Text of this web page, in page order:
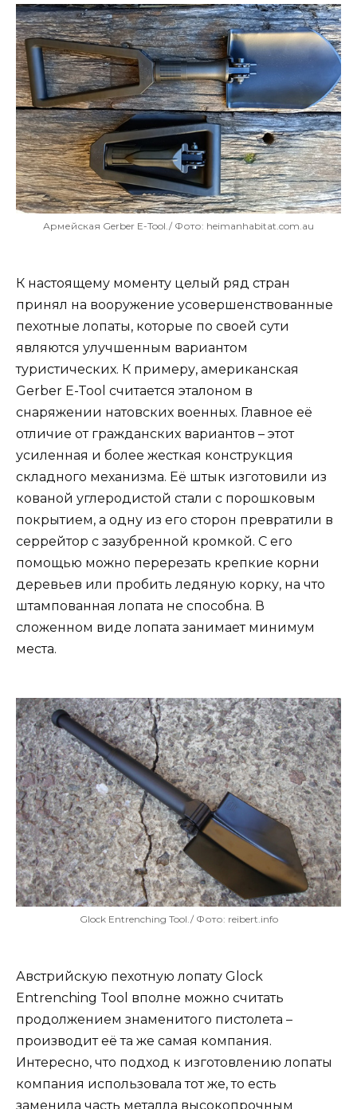
Армейская Gerber E-Tool./ Фото: heimanhabitat.com.au
К настоящему моменту целый ряд стран
принял на вооружение усовершенствованные
пехотные лопаты, которые по своей сути
являются улучшенным вариантом
туристических. К примеру, американская
Gerber E-Tool считается эталоном в
снаряжении натовских военных. Главное её
отличие от гражданских вариантов – этот
усиленная и более жесткая конструкция
складного механизма. Её штык изготовили из
кованой углеродистой стали с порошковым
покрытием, а одну из его сторон превратили в
серрейтор с зазубренной кромкой. С его
помощью можно перерезать крепкие корни
деревьев или пробить ледяную корку, на что
штампованная лопата не способна. В
сложенном виде лопата занимает минимум
места.
Glock Entrenching Tool./ Фото: reibert.info
Австрийскую пехотную лопату Glock
Entrenching Tool вполне можно считать
продолжением знаменитого пистолета –
производит её та же самая компания.
Интересно, что подход к изготовлению лопаты
компания использовала тот же, то есть
заменила часть металла высокопрочным